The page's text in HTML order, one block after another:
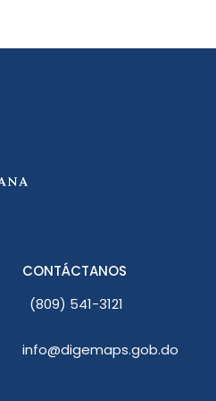
CONTÁCTANOS
(809) 541-3121
info@digemaps.gob.do